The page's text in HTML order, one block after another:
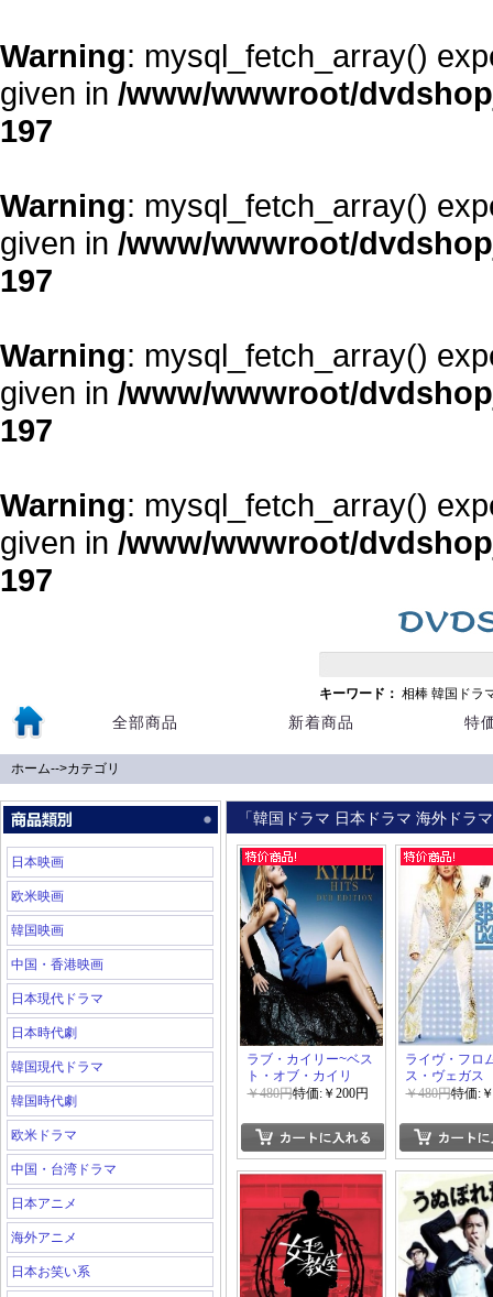
Warning: mysql_fetch_array()
given in /www/wwwroot/
197
Warning: mysql_fetch_array()
given in /www/wwwroot/
197
Warning: mysql_fetch_array()
given in /www/wwwroot/
197
Warning: mysql_fetch_array()
given in /www/wwwroot/
197
キーワード： 相棒 韓国ドラ
全部商品 新着商品 特
ホーム-->カテゴリ
日本映画
欧米映画
韓国映画
中国・香港映画
日本現代ドラマ
日本時代劇
韓国現代ドラマ
韓国時代劇
欧米ドラマ
中国・台湾ドラマ
日本アニメ
海外アニメ
日本お笑い系
「韓国ドラマ 日本ドラマ 海外ドラ
ラブ・カイリー~ベス
ト・オブ・カイリ
ー・ミノーグ
￥480円特価:￥200円
ライヴ・フロ
ス・ヴェガス
￥480円特価: